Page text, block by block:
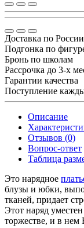
Доставка по России
Подгонка по
Бронь по школам
Рассрочка до 3-х
Гарантии качества
Поступление
Описание
Отзывов (0)
Вопрос-ответ
Таблица
Это нарядное
блузы и юбки,
тканей, придает
Этот наряд
торжестве, и в нем